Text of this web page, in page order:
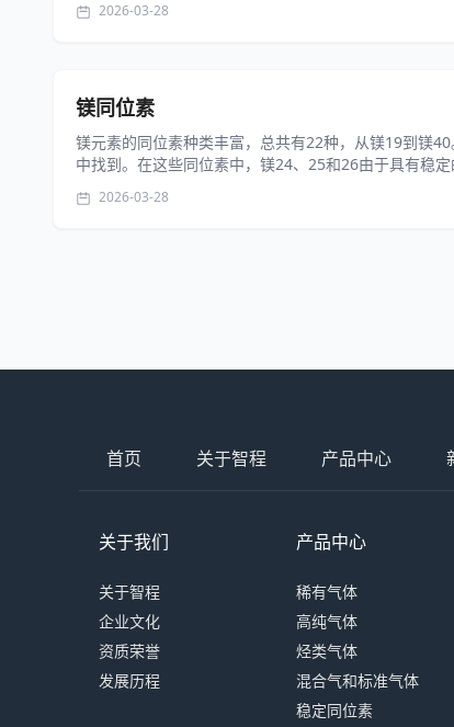
2026-03-28
镁同位素
镁元素的同位素种类丰富，总共有22种，从镁19到镁
中找到。在这些同位素中，镁24、25和26由于具有稳
2026-03-28
首页 关于智程 产品中心
关于我们
关于智程
企业文化
资质荣誉
发展历程
产品中心
稀有气体
高纯气体
烃类气体
混合气和标准气体
稳定同位素